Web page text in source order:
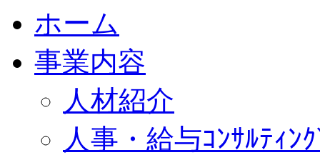
ホーム
事業内容
人材紹介
人事・給与ｺﾝｻﾙﾃｨﾝ